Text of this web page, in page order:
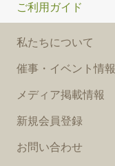
ご利用ガイド
私たちについて
催事・イベント情報
メディア掲載情報
新規会員登録
お問い合わせ